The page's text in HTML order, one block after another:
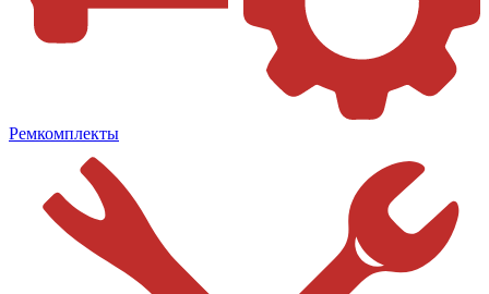
Ремкомплекты